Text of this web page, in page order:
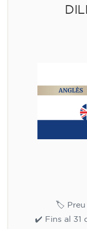
🏷️ Preu
✔️ Fins al 31